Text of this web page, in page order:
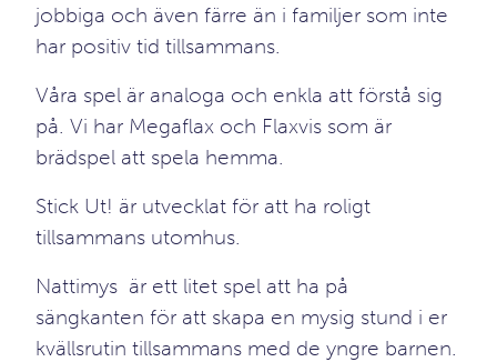
jobbiga och även färre än i familjer som inte
har positiv tid tillsammans.
Våra spel är analoga och enkla att förstå sig
på. Vi har Megaflax och Flaxvis som är
brädspel att spela hemma.
Stick Ut! är utvecklat för att ha roligt
tillsammans utomhus.
Nattimys är ett litet spel att ha på
sängkanten för att skapa en mysig stund i er
kvällsrutin tillsammans med de yngre barnen.